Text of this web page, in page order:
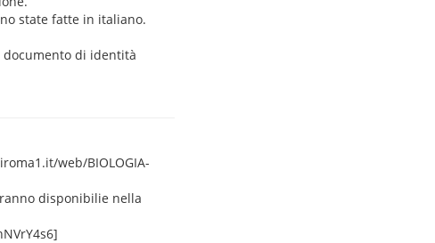
state fatte in italiano.
di identità
web/BIOLOGIA-
disponibilie nella